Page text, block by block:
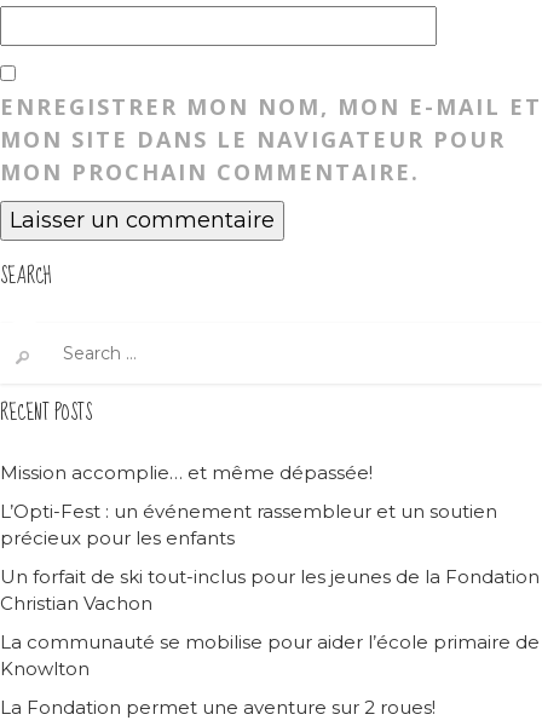
ENREGISTRER MON NOM, MON E-MAIL ET
MON SITE DANS LE NAVIGATEUR POUR
MON PROCHAIN COMMENTAIRE.
SEARCH
for:
RECENT POSTS
Mission accomplie… et même dépassée!
L’Opti-Fest : un événement rassembleur et un soutien
précieux pour les enfants
Un forfait de ski tout-inclus pour les jeunes de la Fondation
Christian Vachon
La communauté se mobilise pour aider l’école primaire de
Knowlton
La Fondation permet une aventure sur 2 roues!